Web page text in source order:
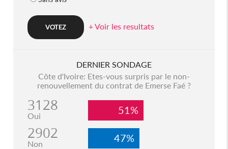
+ Voir les resultats
DERNIER SONDAGE
Côte d'Ivoire: Etes-vous surpris par le non-
renouvellement du contrat de Emerse Faé ?
3128
Oui 51%
2902
Non 47%